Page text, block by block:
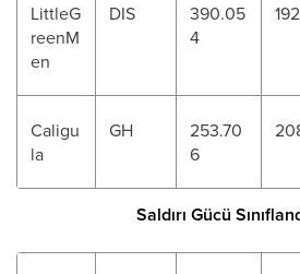
LittleG
reenM
en
DIS
390.05
4
192
Caligu
la
GH
253.70
6
Saldırı Gücü